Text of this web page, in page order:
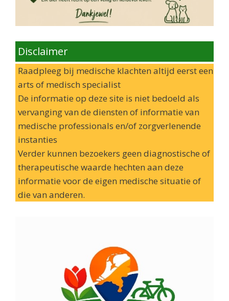
Disclaimer
Raadpleeg bij medische klachten altijd eerst een
arts of medisch specialist
De informatie op deze site is niet bedoeld als
vervanging van de diensten of informatie van
medische professionals en/of zorgverlenende
instanties
Verder kunnen bezoekers geen diagnostische of
therapeutische waarde hechten aan deze
informatie voor de eigen medische situatie of
die van anderen.